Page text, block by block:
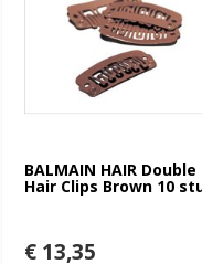
BALMAIN HAIR Double
Hair Clips Brown 10
€ 13,35